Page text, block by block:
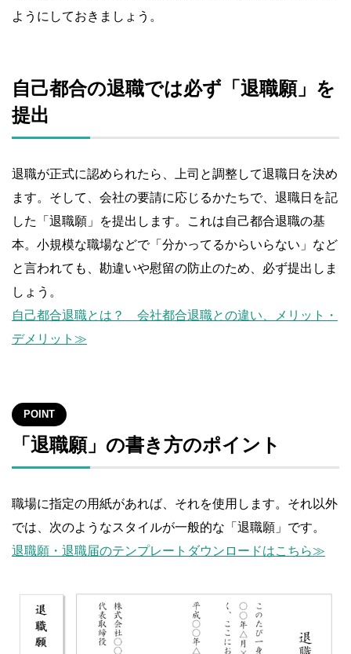
ようにしておきましょう。
自己都合の退職では必ず「退職願」を
提出
退職が正式に認められたら、上司と調整して退職日を決め
ます。そして、会社の要請に応じるかたちで、退職日を記
した「退職願」を提出します。これは自己都合退職の基
本。小規模な職場などで「分かってるからいらない」など
と言われても、勘違いや慰留の防止のため、必ず提出しま
しょう。
自己都合退職とは？ 会社都合退職との違い、メリット・
デメリット≫
POINT
「退職願」の書き方のポイント
職場に指定の用紙があれば、それを使用します。それ以外
では、次のようなスタイルが一般的な「退職願」です。
退職願・退職届のテンプレートダウンロードはこちら≫